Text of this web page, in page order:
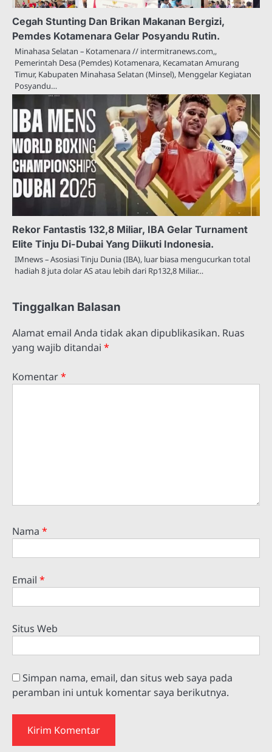
Cegah Stunting Dan Brikan Makanan Bergizi,
Pemdes Kotamenara Gelar Posyandu Rutin.
Minahasa Selatan – Kotamenara // intermitranews.com,,
Pemerintah Desa (Pemdes) Kotamenara, Kecamatan Amurang
Timur, Kabupaten Minahasa Selatan (Minsel), Menggelar Kegiatan
Posyandu…
Rekor Fantastis 132,8 Miliar, IBA Gelar Turnament
Elite Tinju Di-Dubai Yang Diikuti Indonesia.
IMnews – Asosiasi Tinju Dunia (IBA), luar biasa mengucurkan total
hadiah 8 juta dolar AS atau lebih dari Rp132,8 Miliar…
Tinggalkan Balasan
Alamat email Anda tidak akan dipublikasikan. Ruas
yang wajib ditandai *
Komentar*
Nama *
Email *
Situs Web
Simpan nama, email, dan situs web saya pada
peramban ini untuk komentar saya berikutnya.